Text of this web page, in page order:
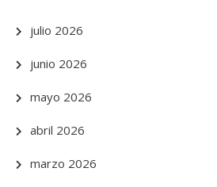
julio 2026
junio 2026
mayo 2026
abril 2026
marzo 2026